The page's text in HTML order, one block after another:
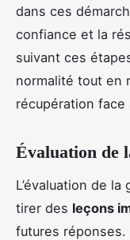
dans ces
confiance et la
suivant ces
normalité tout en
récupération face
Évaluation de
L’évaluation de
tirer des leçons
futures